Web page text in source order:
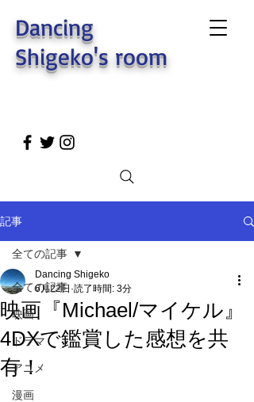
Dancing
Shigeko's room
記事
全ての記事
映画
ドラマ
アニメ
漫画
全ての記事
映画『Michael/マイケル』
4DXで鑑賞した感想を共
有！
Dancing Shigeko
6月22日 読了時間: 3分